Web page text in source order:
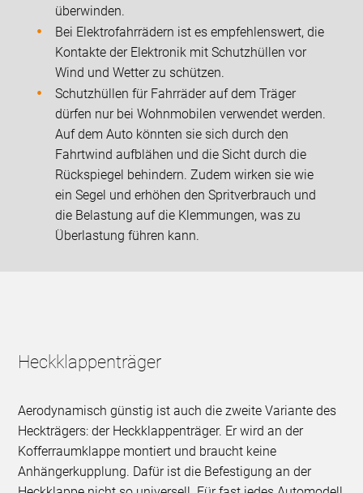
überwinden.
Bei Elektrofahrrädern ist es empfehlenswert, die
Kontakte der Elektronik mit Schutzhüllen vor
Wind und Wetter zu schützen.
Schutzhüllen für Fahrräder auf dem Träger
dürfen nur bei Wohnmobilen verwendet werden.
Auf dem Auto könnten sie sich durch den
Fahrtwind aufblähen und die Sicht durch die
Rückspiegel behindern. Zudem wirken sie wie
ein Segel und erhöhen den Spritverbrauch und
die Belastung auf die Klemmungen, was zu
Überlastung führen kann.
Heckklappenträger
Aerodynamisch günstig ist auch die zweite Variante des
Heckträgers: der Heckklappenträger. Er wird an der
Kofferraumklappe montiert und braucht keine
Anhängerkupplung. Dafür ist die Befestigung an der